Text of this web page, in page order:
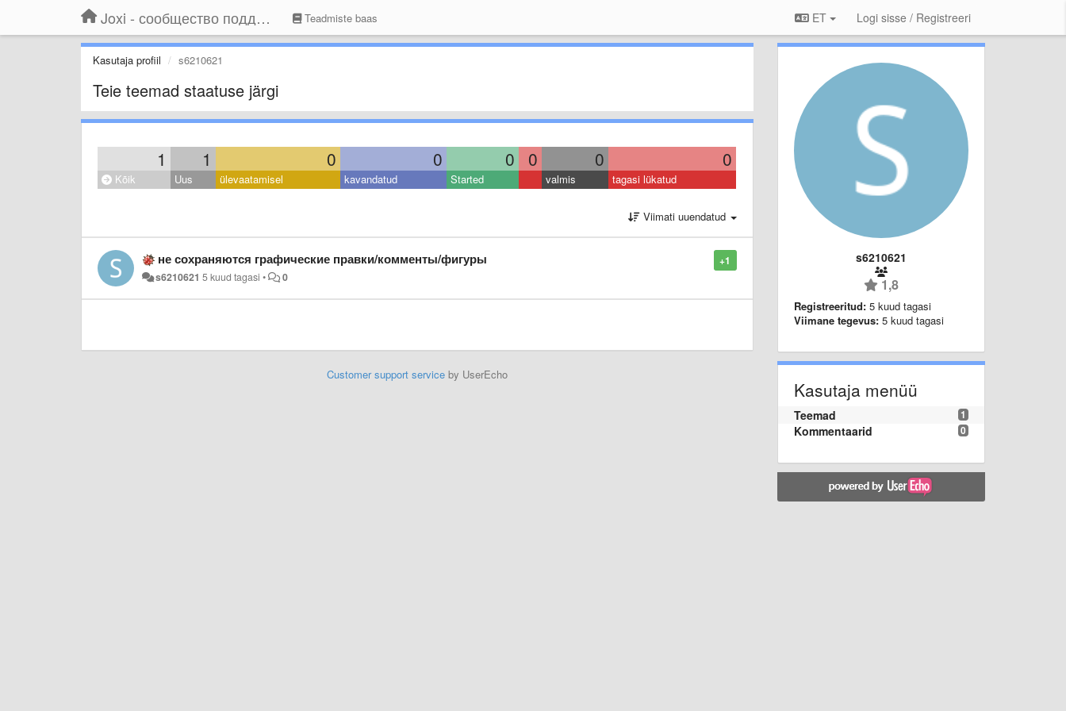
Joxi - сообщество поддержки Teadmiste baas ET Logi sisse / Registreeri
Kasutaja profiil s6210621
Teie teemad staatuse järgi
1 1 0 0 0 0 0 0
Kõik Uus ülevaatamisel kavandatud Started valmis tagasi lükatud
Viimati uuendatud
+1
не сохраняются графические правки/комменты/фигуры
s6210621 5 kuud tagasi • 0
Customer support serviceby UserEcho
s6210621
1,8
Registreeritud: 5 kuud tagasi
Viimane tegevus: 5 kuud tagasi
Kasutaja menüü
1
Teemad
0
Kommentaarid